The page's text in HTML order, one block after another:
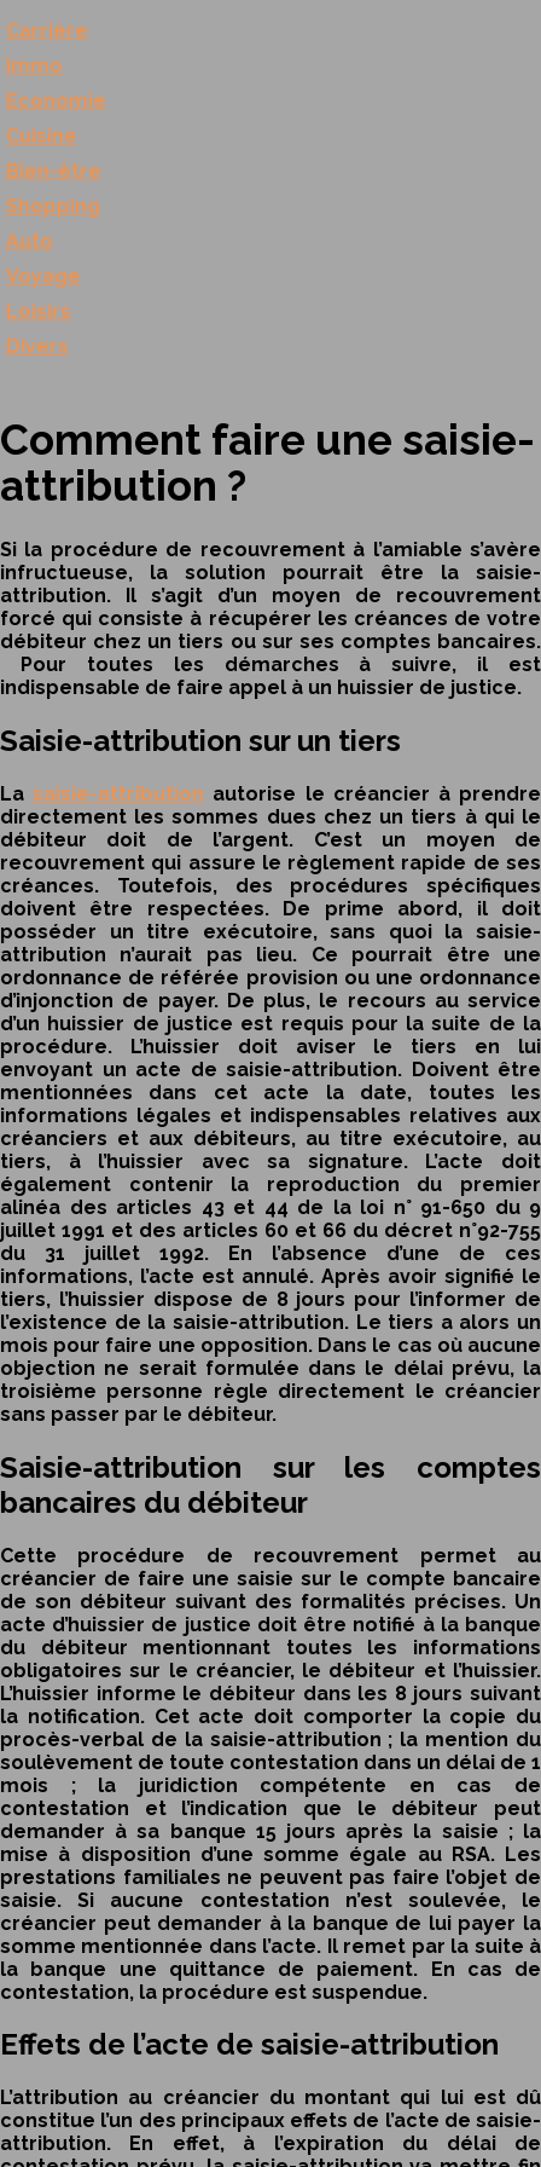
Carrière
Immo
Economie
Cuisine
Bien-être
Shopping
Auto
Voyage
Loisirs
Divers
Comment faire une saisie-
attribution ?
Si la procédure de recouvrement à l’amiable s’avère
infructueuse, la solution pourrait être la saisie-
attribution. Il s’agit d’un moyen de recouvrement
forcé qui consiste à récupérer les créances de votre
débiteur chez un tiers ou sur ses comptes bancaires.
Pour toutes les démarches à suivre, il est
indispensable de faire appel à un huissier de justice.
Saisie-attribution sur un tiers
La saisie-attribution autorise le créancier à prendre
directement les sommes dues chez un tiers à qui le
débiteur doit de l’argent. C’est un moyen de
recouvrement qui assure le règlement rapide de ses
créances. Toutefois, des procédures spécifiques
doivent être respectées. De prime abord, il doit
posséder un titre exécutoire, sans quoi la saisie-
attribution n’aurait pas lieu. Ce pourrait être une
ordonnance de référée provision ou une ordonnance
d’injonction de payer. De plus, le recours au service
d’un huissier de justice est requis pour la suite de la
procédure. L’huissier doit aviser le tiers en lui
envoyant un acte de saisie-attribution. Doivent être
mentionnées dans cet acte la date, toutes les
informations légales et indispensables relatives aux
créanciers et aux débiteurs, au titre exécutoire, au
tiers, à l’huissier avec sa signature. L’acte doit
également contenir la reproduction du premier
alinéa des articles 43 et 44 de la loi n° 91-650 du 9
juillet 1991 et des articles 60 et 66 du décret n°92-755
du 31 juillet 1992. En l’absence d’une de ces
informations, l’acte est annulé. Après avoir signifié le
tiers, l’huissier dispose de 8 jours pour l’informer de
l’existence de la saisie-attribution. Le tiers a alors un
mois pour faire une opposition. Dans le cas où aucune
objection ne serait formulée dans le délai prévu, la
troisième personne règle directement le créancier
sans passer par le débiteur.
Saisie-attribution sur les comptes
bancaires du débiteur
Cette procédure de recouvrement permet au
créancier de faire une saisie sur le compte bancaire
de son débiteur suivant des formalités précises. Un
acte d’huissier de justice doit être notifié à la banque
du débiteur mentionnant toutes les informations
obligatoires sur le créancier, le débiteur et l’huissier.
L’huissier informe le débiteur dans les 8 jours suivant
la notification. Cet acte doit comporter la copie du
procès-verbal de la saisie-attribution ; la mention du
soulèvement de toute contestation dans un délai de 1
mois ; la juridiction compétente en cas de
contestation et l’indication que le débiteur peut
demander à sa banque 15 jours après la saisie ; la
mise à disposition d’une somme égale au RSA. Les
prestations familiales ne peuvent pas faire l’objet de
saisie. Si aucune contestation n’est soulevée, le
créancier peut demander à la banque de lui payer la
somme mentionnée dans l’acte. Il remet par la suite à
la banque une quittance de paiement. En cas de
contestation, la procédure est suspendue.
Effets de l’acte de saisie-attribution
L’attribution au créancier du montant qui lui est dû
constitue l’un des principaux effets de l’acte de saisie-
attribution. En effet, à l’expiration du délai de